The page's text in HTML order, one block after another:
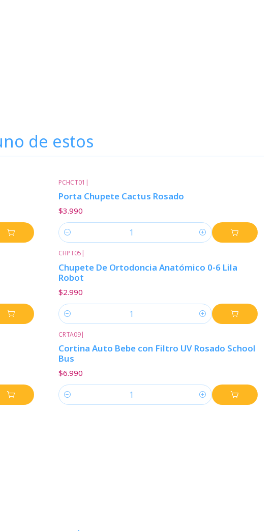
de estos
PCHCT01 |
Porta Chupete Cactus Rosado
$3.990
Cantidad
CHPT05 |
Chupete De Ortodoncia Anatómico 0-6 Lila
Robot
$2.990
Cantidad
CRTA09|
Cortina Auto Bebe con Filtro UV Rosado School
Bus
$6.990
Cantidad